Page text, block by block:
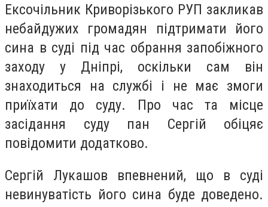
Ексочільник Криворізького РУП закликав
небайдужих громадян підтримати його
сина в суді під час обрання запобіжного
заходу у Дніпрі, оскільки сам він
знаходиться на службі і не має змоги
приїхати до суду. Про час та місце
засідання суду пан Сергій обіцяє
повідомити додатково.
Сергій Лукашов впевнений, що в суді
невинуватість його сина буде доведено.